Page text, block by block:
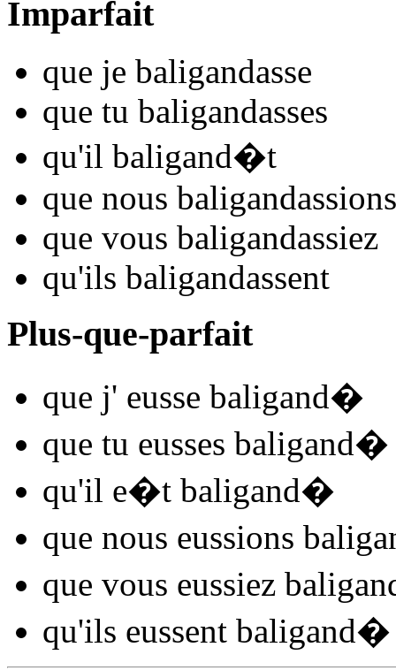
Imparfait
que je baligandasse
que tu baligandasses
qu'il baligand�t
que nous baligandassions
que vous baligandassiez
qu'ils baligandassent
Plus-que-parfait
que j' eusse baligand�
que tu eusses baligand�
qu'il e�t baligand�
que nous eussions
que vous eussiez
qu'ils eussent baligand�